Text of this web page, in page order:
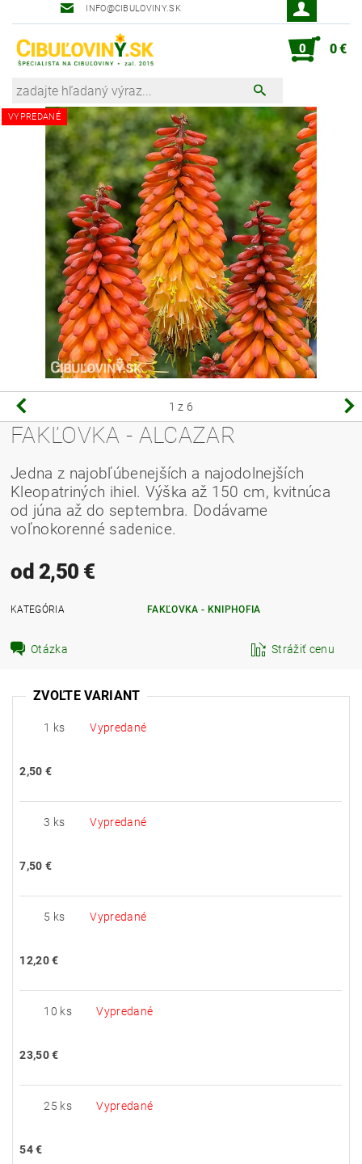
INFO@CIBULOVINY.SK
0 0 €
VYPREDANÉ
1 z 6
FAKĽOVKA - ALCAZAR
Jedna z najobľúbenejších a najodolnejších
Kleopatriných ihiel. Výška až 150 cm, kvitnúca
od júna až do septembra. Dodávame
voľnokorenné sadenice.
od 2,50 €
KATEGÓRIA FAKĽOVKA - KNIPHOFIA
Otázka Strážiť cenu
ZVOĽTE VARIANT
1 ks Vypredané
2,50 €
3 ks Vypredané
7,50 €
5 ks Vypredané
12,20 €
10 ks Vypredané
23,50 €
25 ks Vypredané
54 €
Robot zahradník Peter